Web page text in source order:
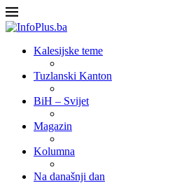
Kalesijske teme
Tuzlanski Kanton
BiH – Svijet
Magazin
Kolumna
Na današnji dan